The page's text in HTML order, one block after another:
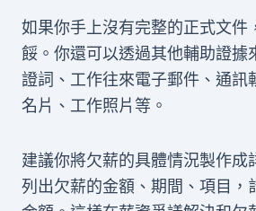
如果你手上沒有完整的正式文件
餒。你還可以透過其他輔助證據
證詞、工作往來電子郵件、通訊
名片、工作照片等。
建議你將欠薪的具體情況製作成
列出欠薪的金額、期間、項目，